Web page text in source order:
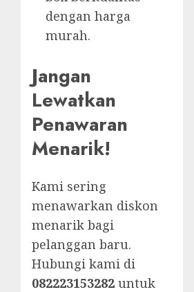
dengan harga
murah.
Jangan
Lewatkan
Penawaran
Menarik!
Kami sering
menawarkan diskon
menarik bagi
pelanggan baru.
Hubungi kami di
082223153282 untuk